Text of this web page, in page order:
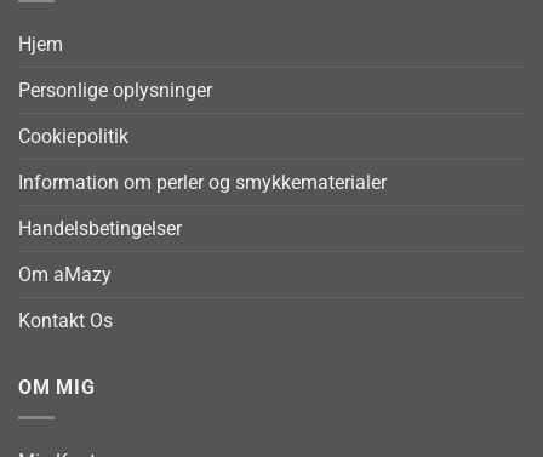
Hjem
Personlige oplysninger
Cookiepolitik
Information om perler og smykkematerialer
Handelsbetingelser
Om aMazy
Kontakt Os
OM MIG